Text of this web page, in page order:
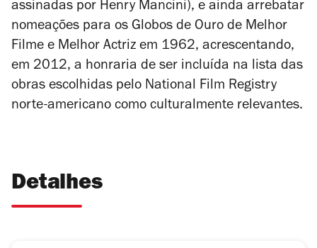
assinadas por Henry Mancini), e ainda arrebatar
nomeações para os Globos de Ouro de Melhor
Filme e Melhor Actriz em 1962, acrescentando,
em 2012, a honraria de ser incluída na lista das
obras escolhidas pelo National Film Registry
norte-americano como culturalmente relevantes.
Detalhes